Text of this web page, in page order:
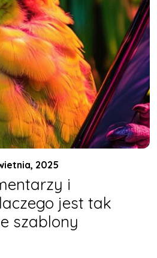
2025
i
jest tak
szablony